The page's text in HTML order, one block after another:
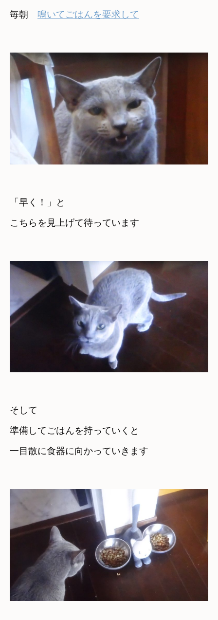
毎朝 鳴いてごはんを要求して
「早く！」と
こちらを見上げて待っています
そして
準備してごはんを持っていくと
一目散に食器に向かっていきます